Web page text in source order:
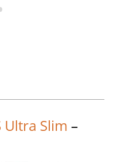
Ultra Slim –